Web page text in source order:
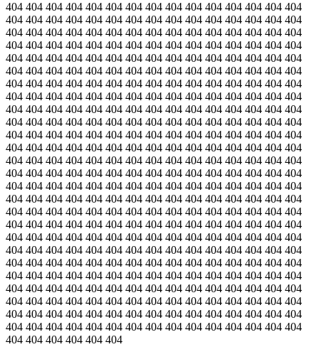
404 404 404 404 404 404 404 404 404 404 404 404 404 404 404
404 404 404 404 404 404 404 404 404 404 404 404 404 404 404
404 404 404 404 404 404 404 404 404 404 404 404 404 404 404
404 404 404 404 404 404 404 404 404 404 404 404 404 404 404
404 404 404 404 404 404 404 404 404 404 404 404 404 404 404
404 404 404 404 404 404 404 404 404 404 404 404 404 404 404
404 404 404 404 404 404 404 404 404 404 404 404 404 404 404
404 404 404 404 404 404 404 404 404 404 404 404 404 404 404
404 404 404 404 404 404 404 404 404 404 404 404 404 404 404
404 404 404 404 404 404 404 404 404 404 404 404 404 404 404
404 404 404 404 404 404 404 404 404 404 404 404 404 404 404
404 404 404 404 404 404 404 404 404 404 404 404 404 404 404
404 404 404 404 404 404 404 404 404 404 404 404 404 404 404
404 404 404 404 404 404 404 404 404 404 404 404 404 404 404
404 404 404 404 404 404 404 404 404 404 404 404 404 404 404
404 404 404 404 404 404 404 404 404 404 404 404 404 404 404
404 404 404 404 404 404 404 404 404 404 404 404 404 404 404
404 404 404 404 404 404 404 404 404 404 404 404 404 404 404
404 404 404 404 404 404 404 404 404 404 404 404 404 404 404
404 404 404 404 404 404 404 404 404 404 404 404 404 404 404
404 404 404 404 404 404 404 404 404 404 404 404 404 404 404
404 404 404 404 404 404 404 404 404 404 404 404 404 404 404
404 404 404 404 404 404 404 404 404 404 404 404 404 404 404
404 404 404 404 404 404 404 404 404 404 404 404 404 404 404
404 404 404 404 404 404 404 404 404 404 404 404 404 404 404
404 404 404 404 404 404 404 404 404 404 404 404 404 404 404
404 404 404 404 404 404